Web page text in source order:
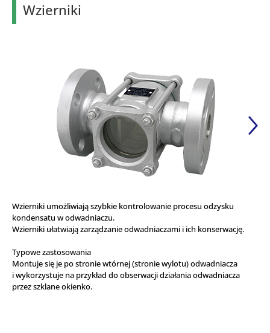
Wzierniki
Wzierniki umożliwiają szybkie kontrolowanie procesu odzysku
kondensatu w odwadniaczu.
Wzierniki ułatwiają zarządzanie odwadniaczami i ich konserwację.
Typowe zastosowania
Montuje się je po stronie wtórnej (stronie wylotu) odwadniacza
i wykorzystuje na przykład do obserwacji działania odwadniacza
przez szklane okienko.